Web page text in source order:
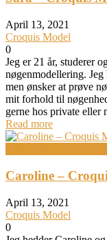
April 13, 2021
Croquis Model
0
Jeg er 21 år, studerer
nøgenmodellering. Jeg
men ønsker at prøve
mit forhold til
gerne hos private
Read more
Caroline –
April 13, 2021
Croquis Model
0